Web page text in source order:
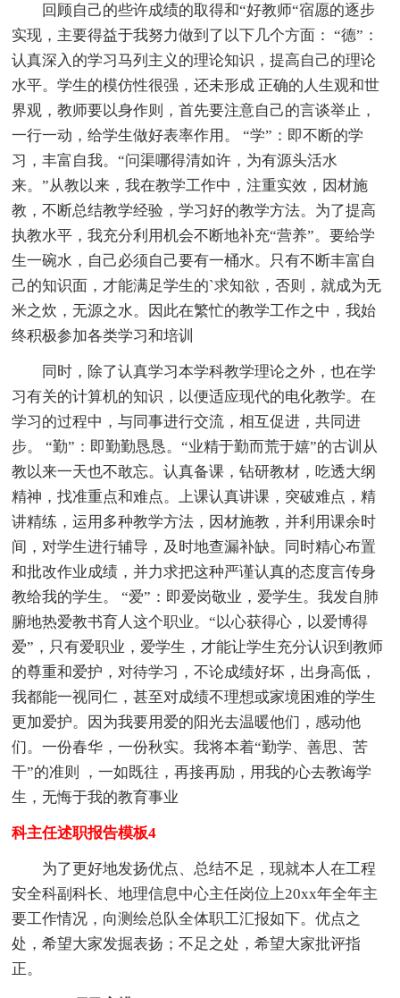
回顾自己的些许成绩的取得和“好教师“宿愿的逐步
实现，主要得益于我努力做到了以下几个方面： “德”：
认真深入的学习马列主义的理论知识，提高自己的理论
水平。学生的模仿性很强，还未形成 正确的人生观和世
界观，教师要以身作则，首先要注意自己的言谈举止，
一行一动，给学生做好表率作用。 “学”：即不断的学
习，丰富自我。“问渠哪得清如许，为有源头活水
来。”从教以来，我在教学工作中，注重实效，因材施
教，不断总结教学经验，学习好的教学方法。为了提高
执教水平，我充分利用机会不断地补充“营养”。要给学
生一碗水，自己必须自己要有一桶水。只有不断丰富自
己的知识面，才能满足学生的`求知欲，否则，就成为无
米之炊，无源之水。因此在繁忙的教学工作之中，我始
终积极参加各类学习和培训
同时，除了认真学习本学科教学理论之外，也在学
习有关的计算机的知识，以便适应现代的电化教学。在
学习的过程中，与同事进行交流，相互促进，共同进
步。 “勤”：即勤勤恳恳。“业精于勤而荒于嬉”的古训从
教以来一天也不敢忘。认真备课，钻研教材，吃透大纲
精神，找准重点和难点。上课认真讲课，突破难点，精
讲精练，运用多种教学方法，因材施教，并利用课余时
间，对学生进行辅导，及时地查漏补缺。同时精心布置
和批改作业成绩，并力求把这种严谨认真的态度言传身
教给我的学生。 “爱”：即爱岗敬业，爱学生。我发自肺
腑地热爱教书育人这个职业。“以心获得心，以爱博得
爱”，只有爱职业，爱学生，才能让学生充分认识到教师
的尊重和爱护，对待学习，不论成绩好坏，出身高低，
我都能一视同仁，甚至对成绩不理想或家境困难的学生
更加爱护。因为我要用爱的阳光去温暖他们，感动他
们。一份春华，一份秋实。我将本着“勤学、善思、苦
干”的准则 ，一如既往，再接再励，用我的心去教诲学
生，无悔于我的教育事业
科主任述职报告模板4
为了更好地发扬优点、总结不足，现就本人在工程
安全科副科长、地理信息中心主任岗位上20xx年全年主
要工作情况，向测绘总队全体职工汇报如下。优点之
处，希望大家发掘表扬；不足之处，希望大家批评指
正。